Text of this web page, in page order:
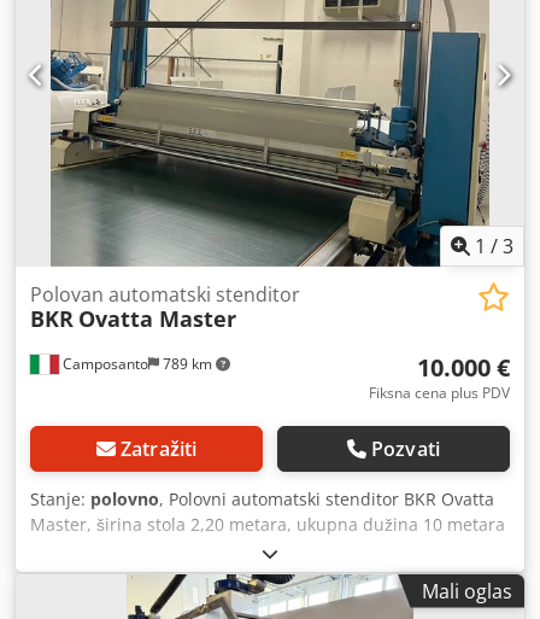
1 /3
Camposanto 789 km
Polovan automatski stenditor
BKR Ovatta Master
10.000 €
Fiksna cena plus PDV
Zatražiti Pozvati
Stanje: polovno, Polovni automatski stenditor BKR Ovatta
Master, širina stola 2,20 metara, ukupna dužina 10 metara
(ceo transporter). Crjdpfxjy Ddq Io Alysf
Mali oglas